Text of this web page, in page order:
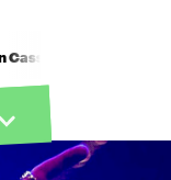
One Down"